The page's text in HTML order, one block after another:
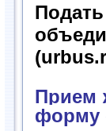
Прием
форму